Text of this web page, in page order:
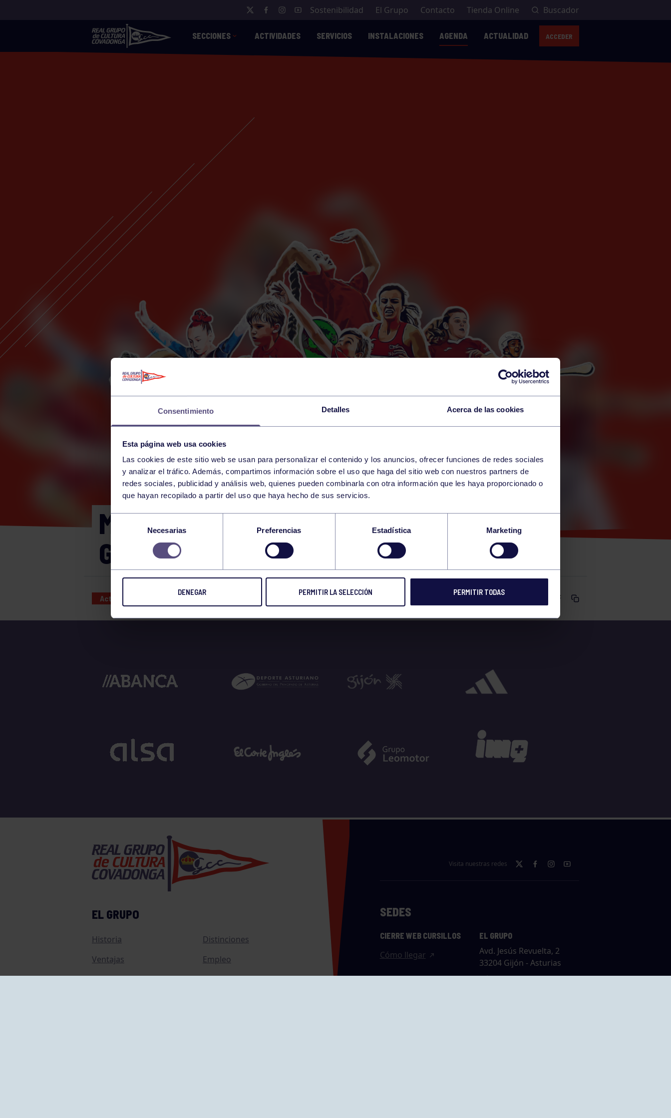
Consentimiento Detalles Acerca de las cookies
Esta página web usa cookies
Las cookies de este sitio web se usan para personalizar el contenido y los anuncios, ofrecer funciones de redes sociales
y analizar el tráfico. Además, compartimos información sobre el uso que haga del sitio web con nuestros partners de
redes sociales, publicidad y análisis web, quienes pueden combinarla con otra información que les haya proporcionado o
que hayan recopilado a partir del uso que haya hecho de sus servicios.
consentimiento
Necesarias Preferencias Estadística Marketing
DENEGAR PERMITIR LA SELECCIÓN PERMITIR TODAS
Sostenibilidad El Grupo Contacto Tienda Online Buscador
SECCIONES ACTIVIDADES SERVICIOS INSTALACIONES AGENDA ACTUALIDAD ACCEDER
28 WEDNESDAY
DECEMBER
MIÉRCOLES 28/12/2022 GAP 11:30-12:00
GIMNASIO
Actividades deportivas 28 DEC 2022
EL GRUPO
Historia
Distinciones
Ventajas
Empleo
Junta directiva
Publicaciones
Visita nuestras redes
SEDES
CIERRE WEB CURSILLOS
Cómo llegar
EL GRUPO
Avd. Jesús Revuelta, 2
33204 Gijón - Asturias
Cómo llegar